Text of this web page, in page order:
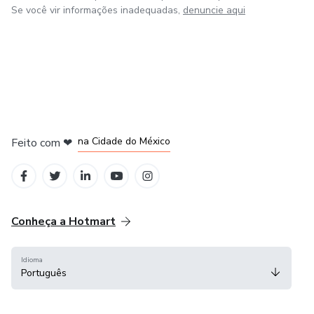
Se você vir informações inadequadas, denuncie aqui
Feito com ❤ na Cidade do México
Conheça a Hotmart
Idioma
Português